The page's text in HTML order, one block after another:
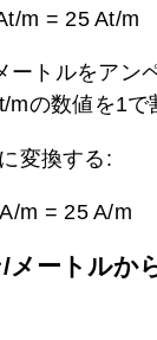
m = 25 At/m
ートルをアン
の数値を1で
変換する:
m = 25 A/m
メートルか